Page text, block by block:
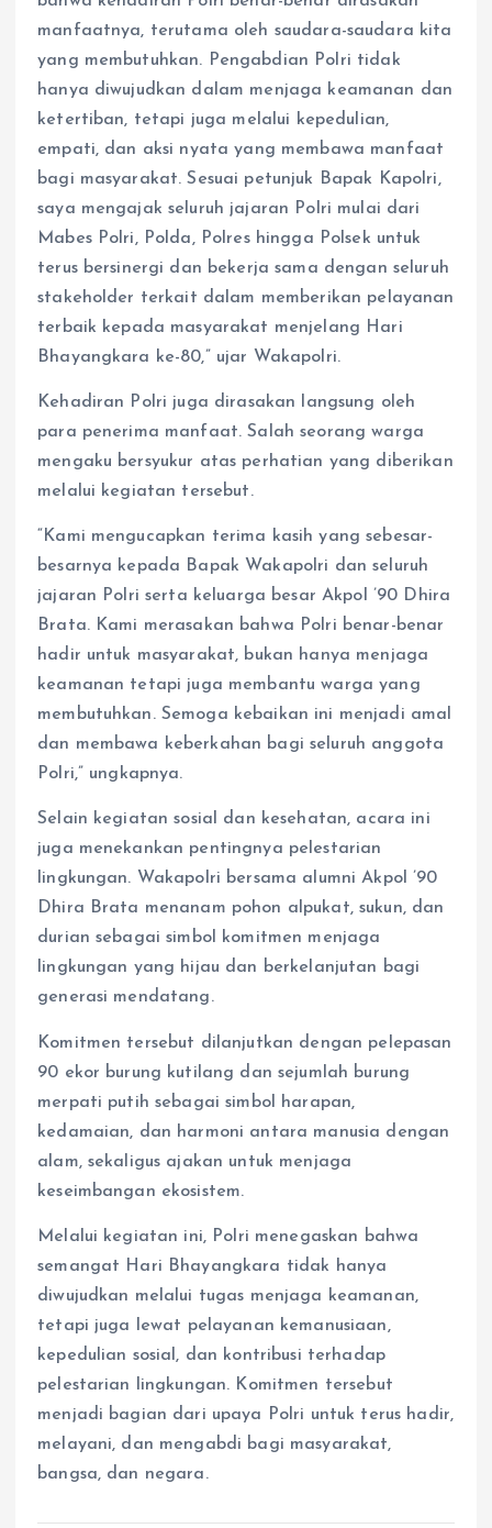
manfaatnya, terutama oleh saudara-saudara kita
yang membutuhkan. Pengabdian Polri tidak
hanya diwujudkan dalam menjaga keamanan dan
ketertiban, tetapi juga melalui kepedulian,
empati, dan aksi nyata yang membawa manfaat
bagi masyarakat. Sesuai petunjuk Bapak Kapolri,
saya mengajak seluruh jajaran Polri mulai dari
Mabes Polri, Polda, Polres hingga Polsek untuk
terus bersinergi dan bekerja sama dengan seluruh
stakeholder terkait dalam memberikan pelayanan
terbaik kepada masyarakat menjelang Hari
Bhayangkara ke-80,” ujar Wakapolri.
Kehadiran Polri juga dirasakan langsung oleh
para penerima manfaat. Salah seorang warga
mengaku bersyukur atas perhatian yang diberikan
melalui kegiatan tersebut.
“Kami mengucapkan terima kasih yang sebesar-
besarnya kepada Bapak Wakapolri dan seluruh
jajaran Polri serta keluarga besar Akpol ’90 Dhira
Brata. Kami merasakan bahwa Polri benar-benar
hadir untuk masyarakat, bukan hanya menjaga
keamanan tetapi juga membantu warga yang
membutuhkan. Semoga kebaikan ini menjadi amal
dan membawa keberkahan bagi seluruh anggota
Polri,” ungkapnya.
Selain kegiatan sosial dan kesehatan, acara ini
juga menekankan pentingnya pelestarian
lingkungan. Wakapolri bersama alumni Akpol ’90
Dhira Brata menanam pohon alpukat, sukun, dan
durian sebagai simbol komitmen menjaga
lingkungan yang hijau dan berkelanjutan bagi
generasi mendatang.
Komitmen tersebut dilanjutkan dengan pelepasan
90 ekor burung kutilang dan sejumlah burung
merpati putih sebagai simbol harapan,
kedamaian, dan harmoni antara manusia dengan
alam, sekaligus ajakan untuk menjaga
keseimbangan ekosistem.
Melalui kegiatan ini, Polri menegaskan bahwa
semangat Hari Bhayangkara tidak hanya
diwujudkan melalui tugas menjaga keamanan,
tetapi juga lewat pelayanan kemanusiaan,
kepedulian sosial, dan kontribusi terhadap
pelestarian lingkungan. Komitmen tersebut
menjadi bagian dari upaya Polri untuk terus hadir,
melayani, dan mengabdi bagi masyarakat,
bangsa, dan negara.